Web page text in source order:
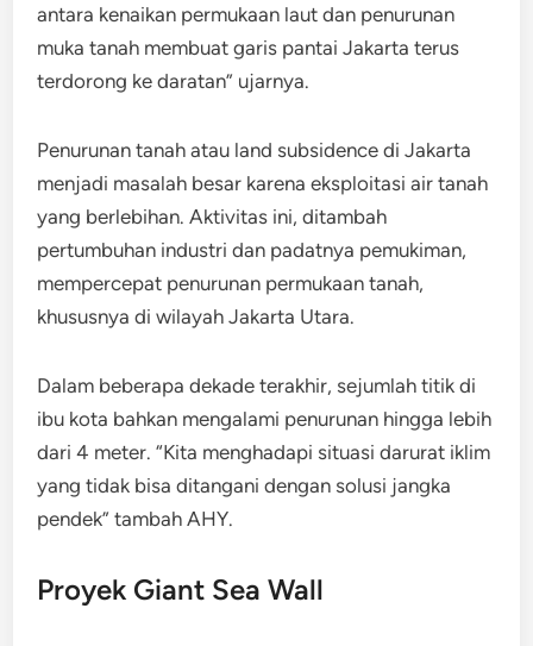
antara kenaikan permukaan laut dan penurunan
muka tanah membuat garis pantai Jakarta terus
terdorong ke daratan” ujarnya.
Penurunan tanah atau land subsidence di Jakarta
menjadi masalah besar karena eksploitasi air tanah
yang berlebihan. Aktivitas ini, ditambah
pertumbuhan industri dan padatnya pemukiman,
mempercepat penurunan permukaan tanah,
khususnya di wilayah Jakarta Utara.
Dalam beberapa dekade terakhir, sejumlah titik di
ibu kota bahkan mengalami penurunan hingga lebih
dari 4 meter. “Kita menghadapi situasi darurat iklim
yang tidak bisa ditangani dengan solusi jangka
pendek” tambah AHY.
Proyek Giant Sea Wall